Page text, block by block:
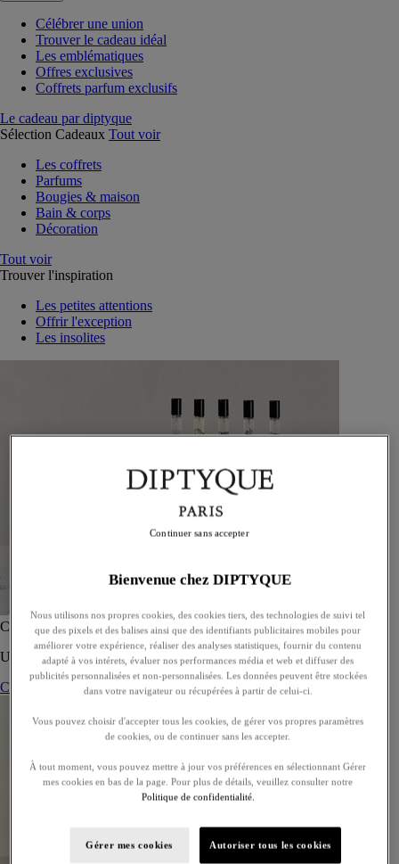
Célébrer une union
Trouver le cadeau idéal
Les emblématiques
Offres exclusives
Coffrets parfum exclusifs
Le cadeau par diptyque
Sélection Cadeaux Tout voir
Les coffrets
Parfums
Bougies & maison
Bain & corps
Décoration
Tout voir
Trouver l'inspiration
Les petites attentions
Offrir l'exception
Les insolites
Coffret de 5 eaux de toilette - À composer
Un coffret sur-mesure de cinq eaux de toilette, à offrir ou s’offrir.
Composer son coffret
Bienvenue chez DIPTYQUE
Nous utilisons nos propres cookies, des cookies tiers, des technologies de suivi tel
que des pixels et des balises ainsi que des identifiants publicitaires mobiles pour
améliorer votre expérience, réaliser des analyses statistiques, fournir du contenu
adapté à vos intérets, évaluer nos performances média et web et diffuser des
publicités personnalisées et non-personnalisées. Les données peuvent être stockées
dans votre navigateur ou récupérées à partir de celui-ci.
Vous pouvez choisir d'accepter tous les cookies, de gérer vos propres paramètres
de cookies, ou de continuer sans les accepter.
À tout moment, vous pouvez mettre à jour vos préférences en sélectionnant Gérer
mes cookies en bas de la page. Pour plus de détails, veuillez consulter notre
Politique de confidentialité.
Gérer mes cookies Autoriser tous les cookies
Continuer sans accepter